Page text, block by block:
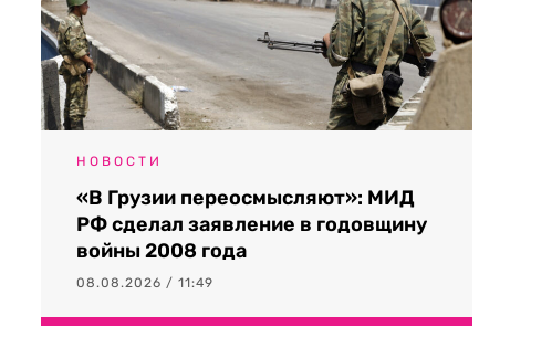
НОВОСТИ
«В Грузии переосмысляют»: МИД
РФ сделал заявление в годовщину
войны 2008 года
08.08.2026 / 11:49